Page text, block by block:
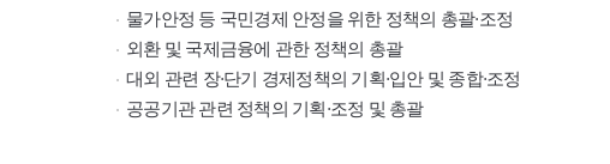
물가안정 등 국민경제 안정을 위한 정책의 총괄·조정
외환 및 국제금융에 관한 정책의 총괄
대외 관련 장·단기 경제정책의 기획·입안 및 종합·조정
공공기관 관련 정책의 기획·조정 및 총괄